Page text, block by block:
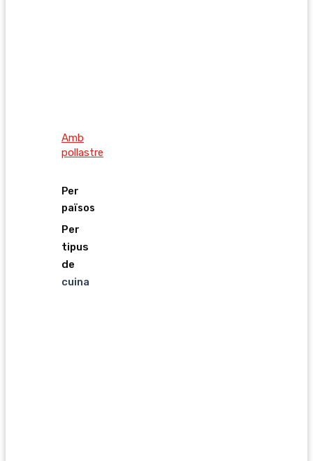
Amb
pollastre
Per
països
Per
tipus
de
cuina